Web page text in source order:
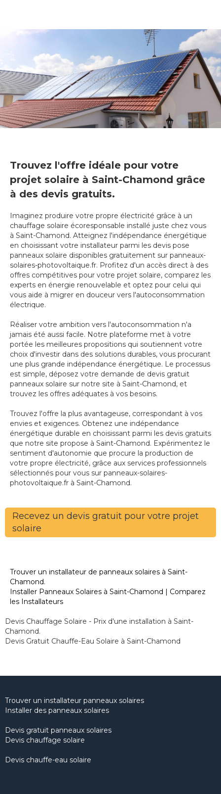
Trouvez l'offre idéale pour votre
projet solaire à Saint-Chamond grâce
à des devis gratuits.
Imaginez produire votre propre électricité grâce à un
chauffage solaire écoresponsable installé juste chez vous
à Saint-Chamond. Atteignez l'indépendance énergétique
en choisissant votre installateur parmi les devis pose
panneaux solaire disponibles gratuitement sur panneaux-
solaires-photovoltaique.fr. Profitez d'un accès direct à des
offres compétitives pour votre projet solaire, comparez les
experts en énergie renouvelable et optez pour celui qui
vous aide à migrer en douceur vers l'autoconsommation
électrique.
Réaliser votre ambition vers l'autoconsommation n'a
jamais été aussi facile. Notre plateforme met à votre
portée les meilleures propositions qui soutiennent votre
choix d'investir dans des solutions durables, vous procurant
une plus grande indépendance énergétique. Le processus
est simple, déposez votre demande de devis gratuit
panneaux solaire sur notre site à Saint-Chamond, et
trouvez les offres adéquates à vos besoins.
Trouvez l'offre la plus avantageuse, correspondant à vos
envies et exigences. Obtenez une indépendance
énergétique durable en choisissant parmi les devis gratuits
que notre site propose à Saint-Chamond. Expérimentez le
sentiment d'autonomie que procure la production de
votre propre électricité, grâce aux services professionnels
sélectionnés pour vous sur panneaux-solaires-
photovoltaique.fr à Saint-Chamond.
Recevez un devis gratuit pour votre projet
solaire
Trouver un installateur de panneaux solaires à Saint-
Chamond.
Installer Panneaux Solaires à Saint-Chamond | Comparez
les Installateurs
Devis Chauffage Solaire - Prix d'une installation à Saint-
Chamond.
Devis Gratuit Chauffe-Eau Solaire à Saint-Chamond
Trouver un installateur panneaux solaires
Installer des panneaux solaires
Devis gratuit panneaux solaires
Devis chauffage solaire
Devis chauffe-eau solaire